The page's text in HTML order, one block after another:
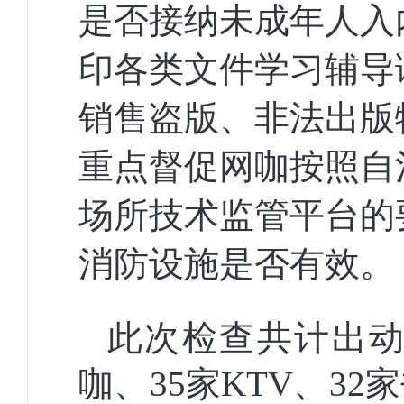
是否接纳未成年人
印各类文件学习辅
销售盗版、非法出
重点督促网咖按照
场所技术监管平台
消防设施是否有效。
此次检查共计出
咖、35家KTV、32